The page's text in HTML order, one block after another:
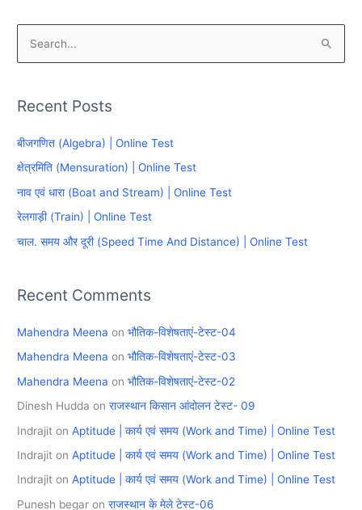
r
c
o
r
:
Recent Posts
बीजगणित (Algebra) | Online Test
क्षेत्रमिति (Mensuration) | Online Test
नाव एवं धारा (Boat and Stream) | Online Test
रेलगाड़ी (Train) | Online Test
चाल. समय और दूरी (Speed Time And Distance) | Online Test
Recent Comments
Mahendra Meena onभौतिक-विशेषताएं-टेस्ट-04
Mahendra Meena onभौतिक-विशेषताएं-टेस्ट-03
Mahendra Meena onभौतिक-विशेषताएं-टेस्ट-02
Dinesh Hudda onराजस्थान किसान आंदोलन टेस्ट- 09
Indrajit onAptitude | कार्य एवं समय (Work and Time) | Online Test
Indrajit onAptitude | कार्य एवं समय (Work and Time) | Online Test
Indrajit onAptitude | कार्य एवं समय (Work and Time) | Online Test
Punesh begar onराजस्थान के मेले टेस्ट-06